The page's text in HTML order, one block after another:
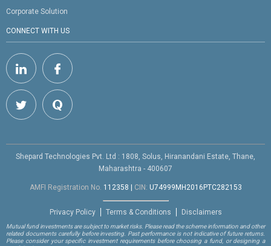
Corporate Solution
CONNECT WITH US
Shepard Technologies Pvt. Ltd : 1808, Solus, Hiranandani Estate, Thane,
Maharashtra - 400607
AMFI Registration No. 112358 CIN: U74999MH2016PTC282153
Privacy Policy Terms & Conditions Disclaimers
Mutual fund investments are subject to market risks. Please read the scheme information and other
related documents carefully before investing. Past performance is not indicative of future returns.
Please consider your specific investment requirements before choosing a fund, or designing a